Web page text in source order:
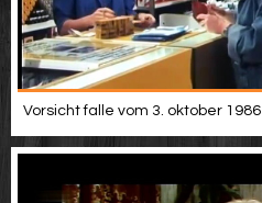
Vorsicht falle vom 3. oktober 1986